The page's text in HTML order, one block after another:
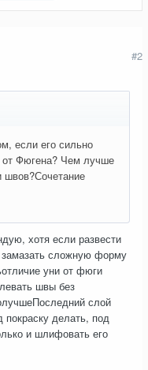
#2
если его сильно
от Фюгена? Чем лучше
швов?Сочетание
хотя если развести
сложную форму
уни от фюги
швы без
слой
делать, под
и шлифовать его